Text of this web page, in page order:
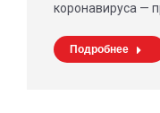
коронавируса —
Подробнее